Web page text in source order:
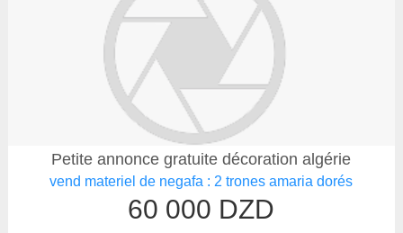
Petite annonce gratuite décoration algérie
vend materiel de negafa : 2 trones amaria dorés
60 000 DZD